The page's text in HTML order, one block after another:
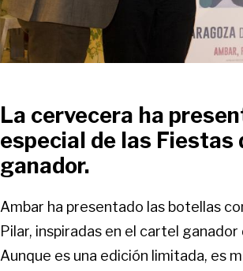
La cervecera ha
especial de las Fiestas
ganador.
Ambar ha presentado las botellas
Pilar, inspiradas en el cartel
Aunque es una edición limitada, es